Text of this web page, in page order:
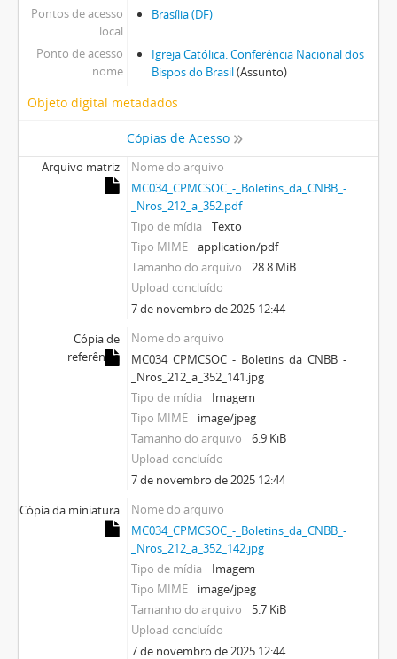
Pontos de acesso
local
Brasília (DF)
Ponto de acesso
nome
Igreja Católica. Conferência Nacional dos
Bispos do Brasil(Assunto)
Objeto digital metadados
Cópias de Acesso
Arquivo matriz
Nome do arquivo
MC034_CPMCSOC_-_Boletins_da_CNBB_-
_Nros_212_a_352.pdf
Tipo de mídia
Texto
Tipo MIME
application/pdf
Tamanho do arquivo
28.8 MiB
Upload concluído
7 de novembro de 2025 12:44
Cópia de
referência
Nome do arquivo
MC034_CPMCSOC_-_Boletins_da_CNBB_-
_Nros_212_a_352_141.jpg
Tipo de mídia
Imagem
Tipo MIME
image/jpeg
Tamanho do arquivo
6.9 KiB
Upload concluído
7 de novembro de 2025 12:44
Cópia da miniatura
Nome do arquivo
MC034_CPMCSOC_-_Boletins_da_CNBB_-
_Nros_212_a_352_142.jpg
Tipo de mídia
Imagem
Tipo MIME
image/jpeg
Tamanho do arquivo
5.7 KiB
Upload concluído
7 de novembro de 2025 12:44